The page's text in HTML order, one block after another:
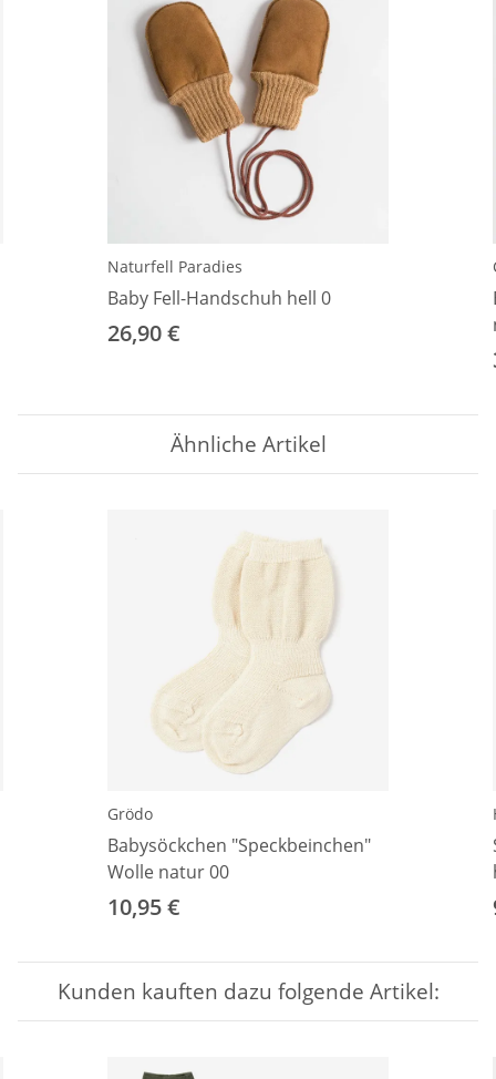
Naturfell Paradies
Baby Fell-Handschuh hell 0
26,90 €
Ähnliche Artikel
Grödo
Babysöckchen "Speckbeinchen"
Wolle natur 00
10,95 €
Kunden kauften dazu folgende Artikel: